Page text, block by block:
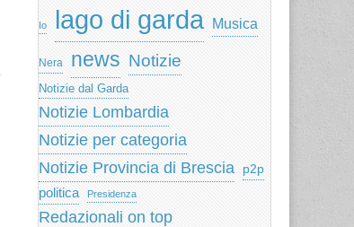
Io lago di garda Musica
Nera news Notizie
Notizie dal Garda
Notizie Lombardia
Notizie per categoria
Notizie Provincia di Brescia p2p
politica Presidenza
Redazionali on top